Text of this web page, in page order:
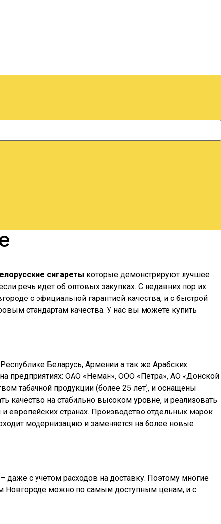
сигареты которые демонстрируют лучшее
речь идет об оптовых закупках. С недавних пор их
с официальной гарантией качества, и с быстрой
стандартам качества. У нас вы можете купить
Беларусь, Армении а так же Арабских
предприятиях: ОАО «Неман», ООО «Петра», АО «Донской
табачной продукции (более 25 лет), и оснащены
качество на стабильно высоком уровне, и реализовать
европейских странах. Производство отдельных марок
модернизацию и заменяется на более новые
даже с учетом расходов на доставку. Поэтому многие
Новгороде можно по самым доступным ценам, и с